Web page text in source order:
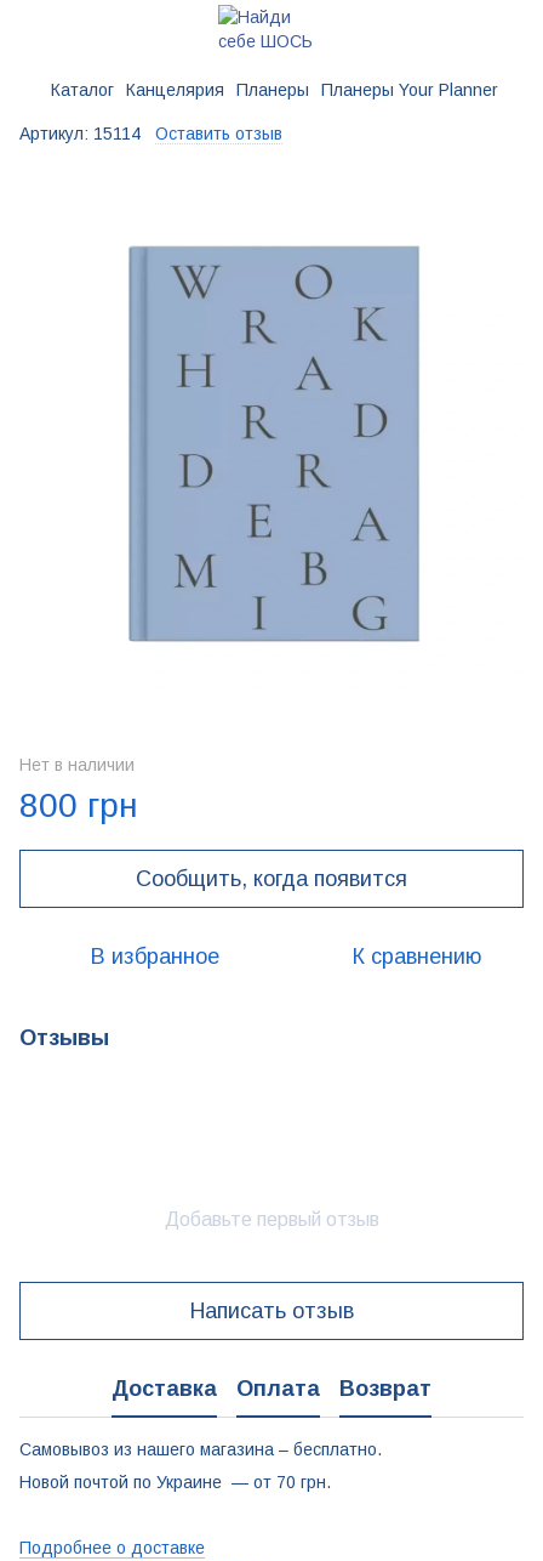
Каталог Канцелярия Планеры Планеры Your Planner
Артикул: 15114 Оставить отзыв
Нет в наличии
800 грн
Сообщить, когда появится
В избранное К сравнению
Отзывы
Добавьте первый отзыв
Написать отзыв
Доставка Оплата Возврат
Самовывоз из нашего магазина – бесплатно.
Новой почтой по Украине — от 70 грн.
Подробнее о доставке